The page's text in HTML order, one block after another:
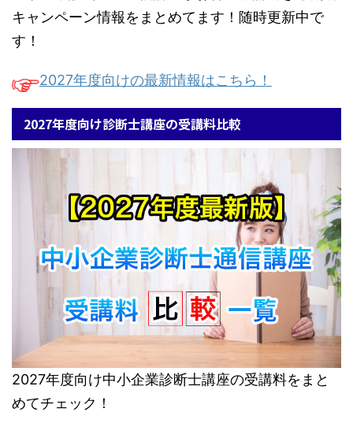
キャンペーン情報をまとめてます！随時更新中で
す！
2027年度向けの最新情報はこちら！
2027年度向け診断士講座の受講料比較
2027年度向け中小企業診断士講座の受講料をまと
めてチェック！